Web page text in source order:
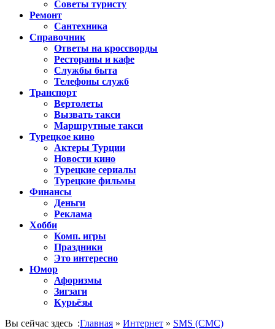
Советы туристу
Ремонт
Сантехника
Справочник
Ответы на кроссворды
Рестораны и кафе
Службы быта
Телефоны служб
Транспорт
Вертолеты
Вызвать такси
Маршрутные такси
Турецкое кино
Актеры Турции
Новости кино
Турецкие сериалы
Турецкие фильмы
Финансы
Деньги
Реклама
Хобби
Комп. игры
Праздники
Это интересно
Юмор
Афоризмы
Зигзаги
Курьёзы
Вы сейчас здесь :Главная » Интернет » SMS (СМС)